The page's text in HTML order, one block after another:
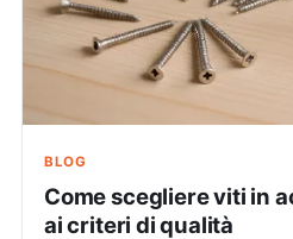
BLOG
Come scegliere viti in
ai criteri di qualità